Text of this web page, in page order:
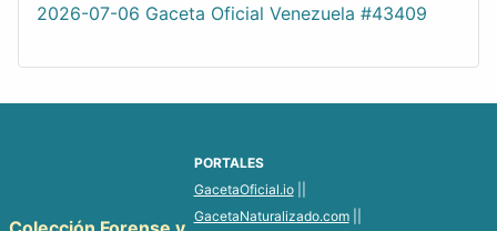
2026-07-06 Gaceta Oficial Venezuela #43409
PORTALES
GacetaOficial.io||
GacetaNaturalizado.com||